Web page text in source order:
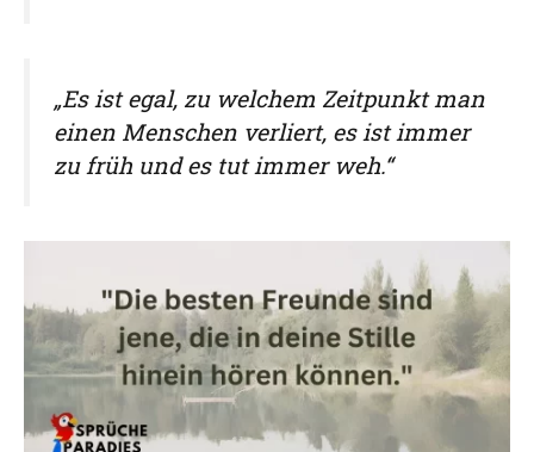
„Es ist egal, zu welchem Zeitpunkt man
einen Menschen verliert, es ist immer
zu früh und es tut immer weh.“